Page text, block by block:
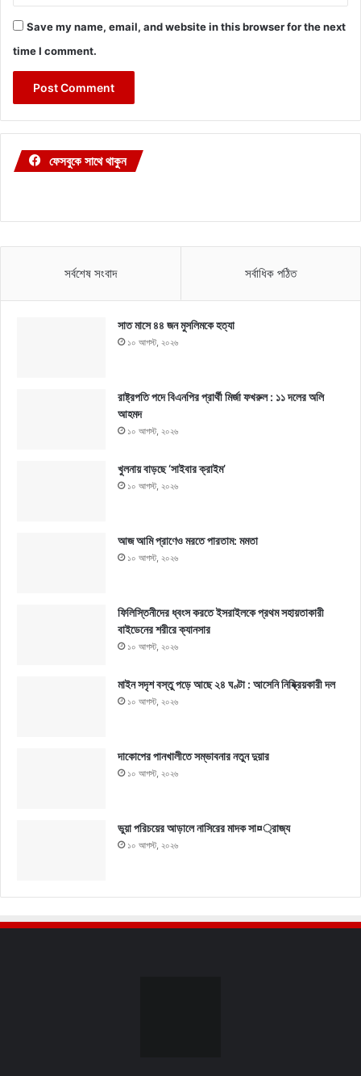
Save my name, email, and website in this browser for the next
time I comment.
ফেসবুকে সাথে থাকুন
সর্বশেষ সংবাদ সর্বাধিক পঠিত
সাত মাসে ৪৪ জন মুসলিমকে হত্যা
১০ আগস্ট, ২০২৬
রাষ্ট্রপতি পদে বিএনপির প্রার্থী মির্জা ফখরুল : ১১ দলের অলি
আহমদ
১০ আগস্ট, ২০২৬
খুলনায় বাড়ছে ‘সাইবার ক্রাইম’
১০ আগস্ট, ২০২৬
আজ আমি প্রাণেও মরতে পারতাম: মমতা
১০ আগস্ট, ২০২৬
ফিলিস্তিনীদের ধ্বংস করতে ইসরাইলকে প্রথম সহায়তাকারী
বাইডেনের শরীরে ক্যানসার
১০ আগস্ট, ২০২৬
মাইন সদৃশ বস্তু পড়ে আছে ২৪ ঘণ্টা : আসেনি নিষ্ক্রিয়কারী দল
১০ আগস্ট, ২০২৬
দাকোপের পানখালীতে সম্ভাবনার নতুন দুয়ার
১০ আগস্ট, ২০২৬
ভুয়া পরিচয়ের আড়ালে নাসিরের মাদক সা¤্রাজ্য
১০ আগস্ট, ২০২৬